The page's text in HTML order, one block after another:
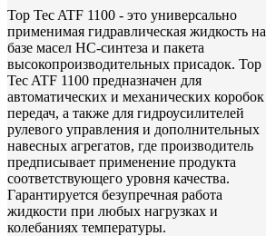
Top Tec ATF 1100 - это универсально
применимая гидравлическая жидкость на
базе масел HC-синтеза и пакета
высокопроизводительных присадок. Top
Tec ATF 1100 предназначен для
автоматических и механических коробок
передач, а также для гидроусилителей
рулевого управления и дополнительных
навесных агрегатов, где производитель
предписывает применение продукта
соответствующего уровня качества.
Гарантируется безупречная работа
жидкости при любых нагрузках и
колебаниях температуры.